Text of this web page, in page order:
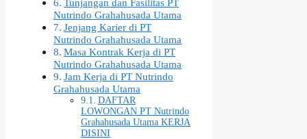
Nutrindo Grahahusada Utama
Jenjang Karier di PT
Nutrindo Grahahusada Utama
Masa Kontrak Kerja di PT
Nutrindo Grahahusada Utama
Jam Kerja di PT Nutrindo
Grahahusada Utama
DAFTAR
LOWONGAN PT Nutrindo
Grahahusada Utama KERJA
DISINI